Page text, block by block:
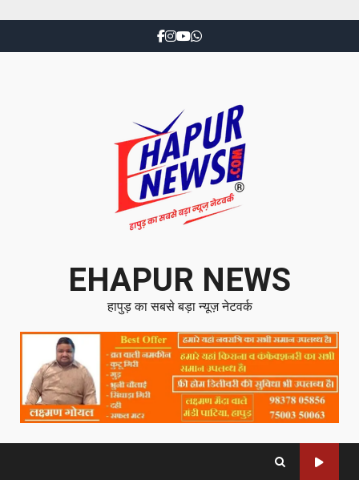
EHAPUR NEWS
हापुड़ का सबसे बड़ा न्यूज़ नेटवर्क